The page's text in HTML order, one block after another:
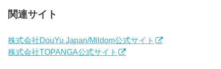
関連サイト
株式会社DouYu Japan/Mildom公式サイト
株式会社TOPANGA公式サイト